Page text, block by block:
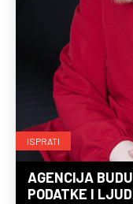
ISPRATI
AGENCIJA
PODATKE I